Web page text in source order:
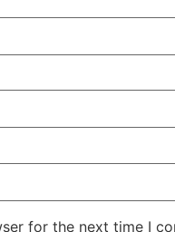
for the next time I